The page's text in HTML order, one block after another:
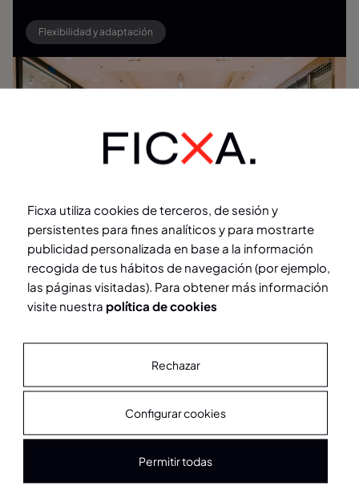
Flexibilidad y adaptación
Corporativo
Agibilidad y máxima calidad
Asesoramiento y experiencia
Proyectistas
Visión estratégica en cada proyecto
Ficxa utiliza cookies de terceros, de sesión y
persistentes para fines analíticos y para mostrarte
publicidad personalizada en base a la información
recogida de tus hábitos de navegación (por ejemplo,
las páginas visitadas). Para obtener más información
visite nuestra política de cookies
Rechazar
Configurar cookies
Permitir todas